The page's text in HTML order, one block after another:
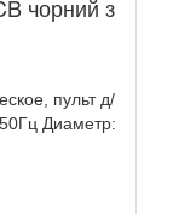
чорний з
пульт д/
Диаметр: